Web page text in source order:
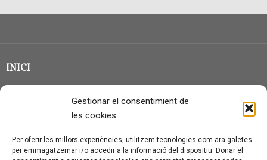
Gestionar el consentimient de
les cookies
Per oferir les millors experiències, utilitzem tecnologies com ara galetes
per emmagatzemar i/o accedir a la informació del dispositiu. Donar el
INICI
CLASSE EN GRUP
QUI SOC?
CONTACTE